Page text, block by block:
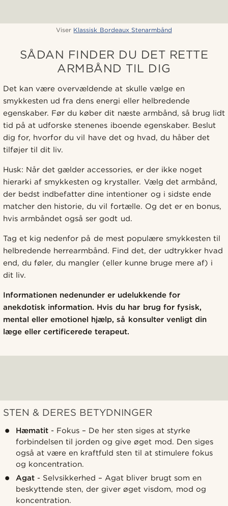
Viser Klassisk Bordeaux Stenarmbånd
SÅDAN FINDER DU DET RETTE
ARMBÅND TIL DIG
Det kan være overvældende at skulle vælge en
smykkesten ud fra dens energi eller helbredende
egenskaber. Før du køber dit næste armbånd, så brug lidt
tid på at udforske stenenes iboende egenskaber. Beslut
dig for, hvorfor du vil have det og hvad, du håber det
tilføjer til dit liv.
Husk: Når det gælder accessories, er der ikke noget
hierarki af smykkesten og krystaller. Vælg det armbånd,
der bedst indbefatter dine intentioner og i sidste ende
matcher den historie, du vil fortælle. Og det er en bonus,
hvis armbåndet også ser godt ud.
Tag et kig nedenfor på de mest populære smykkesten til
helbredende herrearmbånd. Find det, der udtrykker hvad
end, du føler, du mangler (eller kunne bruge mere af) i
dit liv.
Informationen nedenunder er udelukkende for
anekdotisk information. Hvis du har brug for fysisk,
mental eller emotionel hjælp, så konsulter venligt din
læge eller certificerede terapeut.
STEN & DERES BETYDNINGER
Hæmatit- Fokus – De her sten siges at styrke
forbindelsen til jorden og give øget mod. Den siges
også at være en kraftfuld sten til at stimulere fokus
og koncentration.
Agat- Selvsikkerhed – Agat bliver brugt som en
beskyttende sten, der giver øget visdom, mod og
koncentration.